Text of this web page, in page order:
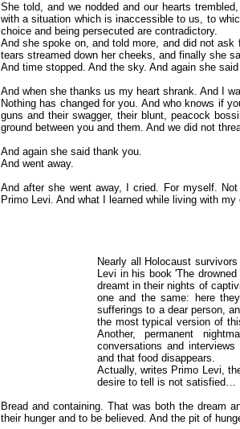
She told, and we nodded and our hearts
with a situation which is inaccessible to us, to
choice and being persecuted are contradictory.
And she spoke on, and told more, and did not
tears streamed down her cheeks, and finally she
And time stopped. And the sky. And again she
And when she thanks us my heart shrank. And I
Nothing has changed for you. And who knows if
guns and their swagger, their blunt, peacock
ground between you and them. And we did not
And again she said thank you.
And went away.
And after she went away, I cried. For myself.
Primo Levi. And what I learned while living with my
Nearly all Holocaust
Levi in his book 'The
dreamt in their nights of
one and the same: here
sufferings to a dear person,
the most typical version of
Another, permanent
conversations and
and that food disappears.
Actually, writes Primo Levi,
desire to tell is not satisfied…
Bread and containing. That was both the dream
their hunger and to be believed. And the pit of